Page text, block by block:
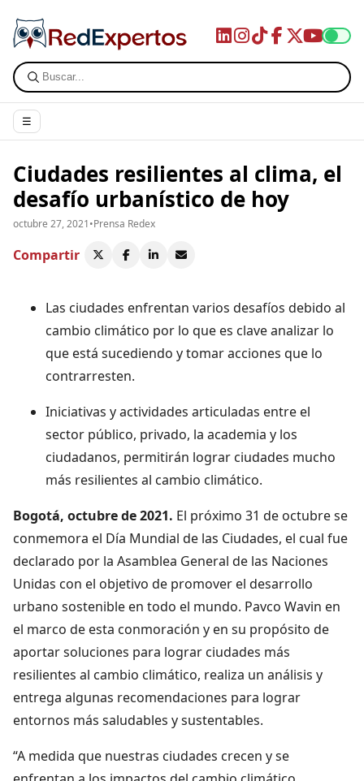
☰
Ciudades resilientes al clima, el
desafío urbanístico de hoy
octubre 27, 2021•Prensa Redex
Compartir
Las ciudades enfrentan varios desafíos debido al
cambio climático por lo que es clave analizar lo
que está sucediendo y tomar acciones que lo
contrarresten.
Iniciativas y actividades articuladas entre el
sector público, privado, la academia y los
ciudadanos, permitirán lograr ciudades mucho
más resilientes al cambio climático.
Bogotá, octubre de 2021. El próximo 31 de octubre se
conmemora el Día Mundial de las Ciudades, el cual fue
declarado por la Asamblea General de las Naciones
Unidas con el objetivo de promover el desarrollo
urbano sostenible en todo el mundo. Pavco Wavin en
el marco de esta conmoración y en su propósito de
aportar soluciones para lograr ciudades más
resilientes al cambio climático, realiza un análisis y
entrega algunas recomendaciones para lograr
entornos más saludables y sustentables.
“A medida que nuestras ciudades crecen y se